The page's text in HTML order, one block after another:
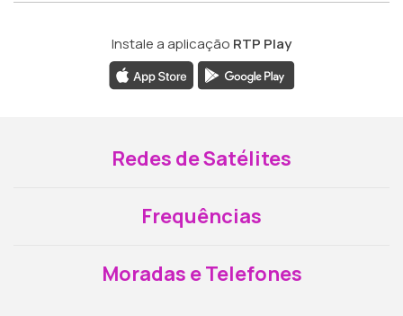
Instale a aplicação RTP Play
Redes de Satélites
Frequências
Moradas e Telefones